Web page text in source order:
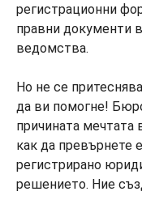
регистрационни
правни документи
ведомства.
Но не се
да ви помогне!
причината мечтата
как да превърнете
регистрирано
решението. Ние